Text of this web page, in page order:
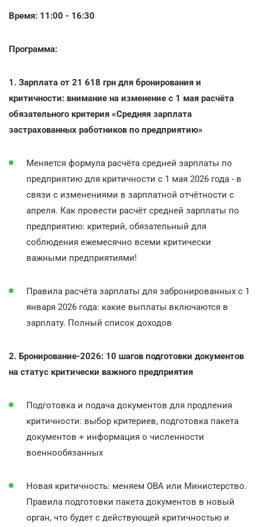
Время: 11:00 - 16:30
Программа:
1. Зарплата от 21 618 грн для бронирования и
критичности: внимание на изменение с 1 мая расчёта
обязательного критерия «Средняя зарплата
застрахованных работников по предприятию»
Меняется формула расчёта средней зарплаты по
предприятию для критичности с 1 мая 2026 года - в
связи с изменениями в зарплатной отчётности с
апреля. Как провести расчёт средней зарплаты по
предприятию: критерий, обязательный для
соблюдения ежемесячно всеми критически
важными предприятиями!
Правила расчёта зарплаты для забронированных с 1
января 2026 года: какие выплаты включаются в
зарплату. Полный список доходов
2. Бронирование-2026: 10 шагов подготовки документов
на статус критически важного предприятия
Подготовка и подача документов для продления
критичности: выбор критериев, подготовка пакета
документов + информация о численности
военнообязанных
Новая критичность: меняем ОВА или Министерство.
Правила подготовки пакета документов в новый
орган, что будет с действующей критичностью и